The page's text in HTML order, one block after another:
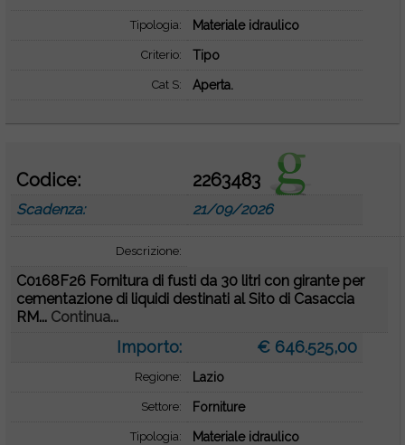
Tipologia: Materiale idraulico
Criterio: Tipo
Cat S: Aperta.
Codice: 2263483
Scadenza: 21/09/2026
Descrizione:
C0168F26 Fornitura di fusti da 30 litri con girante per
cementazione di liquidi destinati al Sito di Casaccia
RM... Continua...
Importo: € 646.525,00
Regione: Lazio
Settore: Forniture
Tipologia: Materiale idraulico